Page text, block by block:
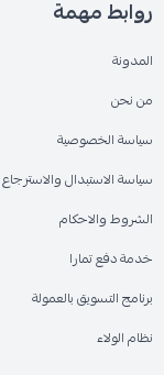
روابط مهمة
المدونة
من نحن
سياسة الخصوصية
سياسة الاستبدال والاسترجاع
الشروط والاحكام
خدمة دفع تمارا
برنامج التسويق بالعمولة
نظام الولاء